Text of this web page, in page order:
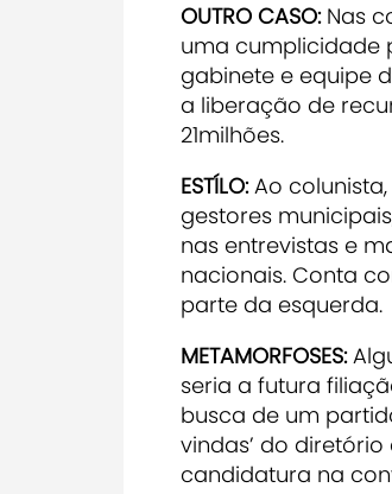
OUTRO CASO: Nas
uma cumplicidade
gabinete e equipe
a liberação de
21milhões.
ESTÍLO:Ao
gestores
nas entrevistas e
nacionais. Conta
parte da esquerda.
METAMORFOSES:
seria a futura
busca de um
vindas’ do
candidatura na